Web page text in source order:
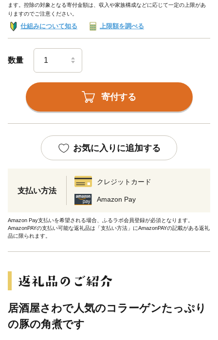
ます。控除の対象となる寄付金額は、収入や家族構成などに応じて一定の上限があ
りますのでご注意ください。
仕組みについて知る 上限額を調べる
数量
寄付する
お気に入りに追加する
支払い方法
クレジットカード
Amazon Pay
Amazon Pay支払いを希望される場合、ふるラボ会員登録が必須となります。
AmazonPAYの支払い可能な返礼品は「支払い方法」にAmazonPAYの記載がある返礼
品に限られます。
居酒屋さわで人気のコラーゲンたっぷり
の豚の角煮です